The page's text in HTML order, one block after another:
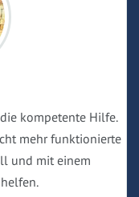
kompetente Hilfe.
mehr funktionierte
und mit einem